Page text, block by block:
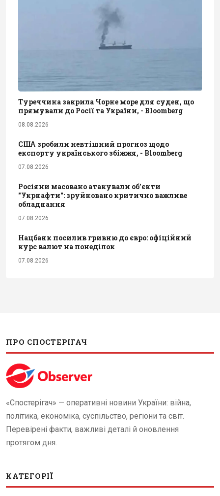
Туреччина закрила Чорне море для суден, що
прямували до Росії та України, - Bloomberg
08.08.2026
США зробили невтішний прогноз щодо
експорту українського збіжжя, - Bloomberg
07.08.2026
Росіяни масовано атакували обʼєкти
"Укрнафти": зруйновано критично важливе
обладнання
07.08.2026
Нацбанк посилив гривню до євро: офіційний
курс валют на понеділок
07.08.2026
ПРО СПОСТЕРІГАЧ
«Спостерігач» — оперативні новини України: війна,
політика, економіка, суспільство, регіони та світ.
Перевірені факти, важливі деталі й оновлення
протягом дня.
КАТЕГОРІЇ